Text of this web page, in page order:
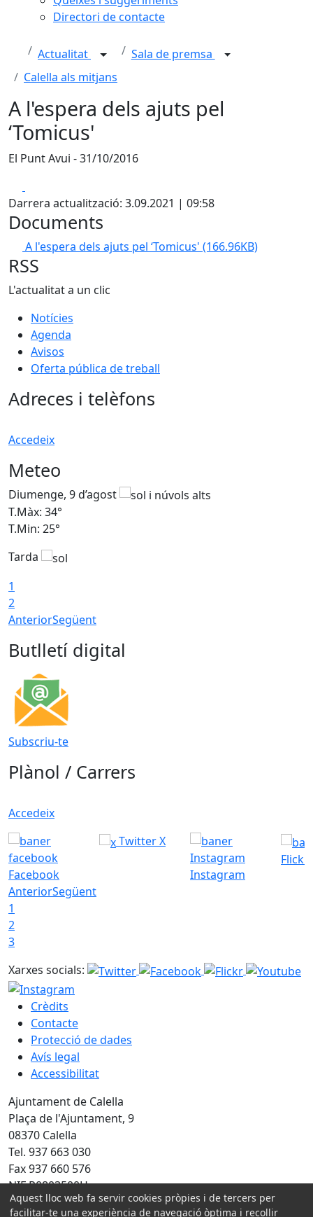
Directori de contacte
Actualitat
Sala de premsa
Calella als mitjans
A l'espera dels ajuts pel
‘Tomicus'
El Punt Avui - 31/10/2016
Darrera actualització: 3.09.2021 | 09:58
Documents
A l'espera dels ajuts pel ‘Tomicus' (166.96KB)
RSS
L'actualitat a un clic
Notícies
Agenda
Avisos
Oferta pública de treball
Adreces i telèfons
Accedeix
Meteo
Diumenge, 9 d’agost
T.Màx: 34°
T.Min: 25°
Tarda
1
2
AnteriorSegüent
Butlletí digital
Subscriu-te
Plànol / Carrers
Accedeix
Facebook
Twitter X
Instagram
Flickr
AnteriorSegüent
1
2
3
Xarxes socials:
Crèdits
Contacte
Protecció de dades
Avís legal
Accessibilitat
Ajuntament de Calella
Plaça de l'Ajuntament, 9
08370 Calella
Tel. 937 663 030
Fax 937 660 576
NIF P0803500H
Amb la col·laboració de:
Aquest lloc web fa servir cookies pròpies i de tercers per
facilitar-te una experiència de navegació òptima i recollir